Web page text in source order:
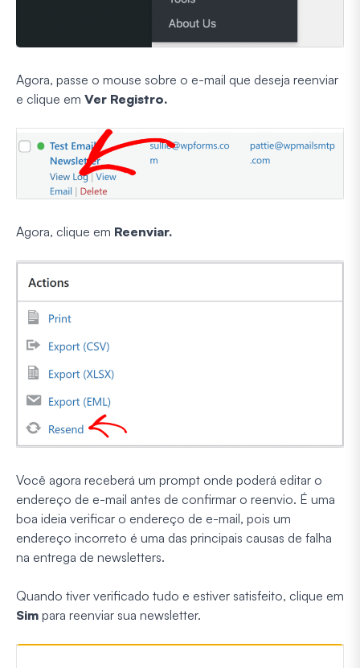
Agora, passe o mouse sobre o e-mail que deseja reenviar
e clique em Ver Registro.
Agora, clique em Reenviar.
Você agora receberá um prompt onde poderá editar o
endereço de e-mail antes de confirmar o reenvio. É uma
boa ideia verificar o endereço de e-mail, pois um
endereço incorreto é uma das principais causas de falha
na entrega de newsletters.
Quando tiver verificado tudo e estiver satisfeito, clique em
Sim para reenviar sua newsletter.